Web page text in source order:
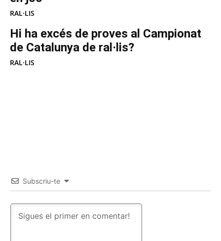
RAL·LIS
Hi ha excés de proves al Campionat
de Catalunya de ral·lis?
RAL·LIS
Subscriu-te